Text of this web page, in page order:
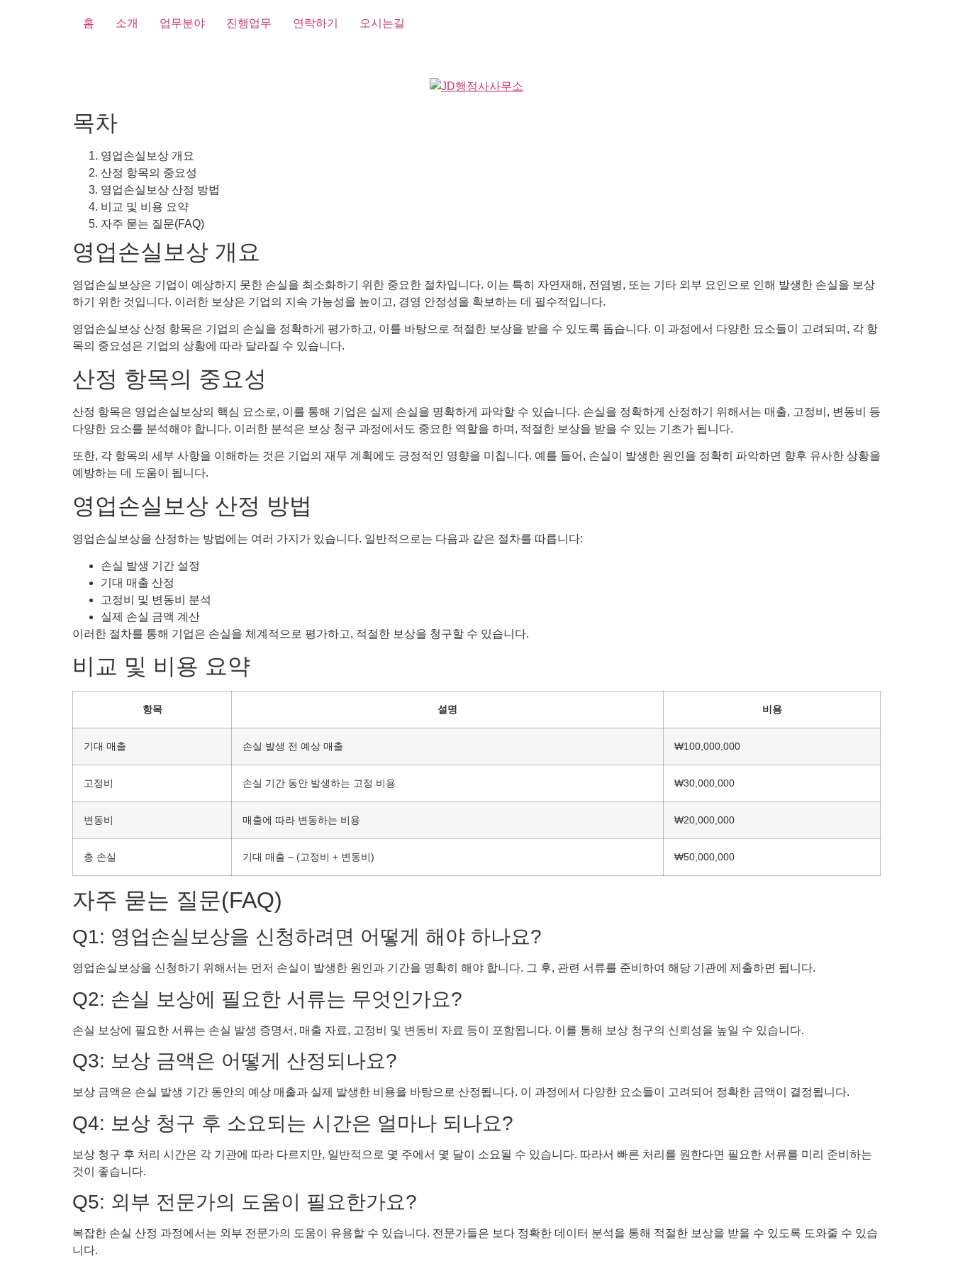
홈 소개 업무분야 진행업무 연락하기 오시는길
목차
영업손실보상 개요
산정 항목의 중요성
영업손실보상 산정 방법
비교 및 비용 요약
자주 묻는 질문(FAQ)
영업손실보상 개요
영업손실보상은 기업이 예상하지 못한 손실을 최소화하기 위한 중요한 절차입니다. 이는 특히 자연재해, 전염병, 또는 기타 외부 요인으로 인해 발생한 손실을 보상
하기 위한 것입니다. 이러한 보상은 기업의 지속 가능성을 높이고, 경영 안정성을 확보하는 데 필수적입니다.
영업손실보상 산정 항목은 기업의 손실을 정확하게 평가하고, 이를 바탕으로 적절한 보상을 받을 수 있도록 돕습니다. 이 과정에서 다양한 요소들이 고려되며, 각 항
목의 중요성은 기업의 상황에 따라 달라질 수 있습니다.
산정 항목의 중요성
산정 항목은 영업손실보상의 핵심 요소로, 이를 통해 기업은 실제 손실을 명확하게 파악할 수 있습니다. 손실을 정확하게 산정하기 위해서는 매출, 고정비, 변동비 등
다양한 요소를 분석해야 합니다. 이러한 분석은 보상 청구 과정에서도 중요한 역할을 하며, 적절한 보상을 받을 수 있는 기초가 됩니다.
또한, 각 항목의 세부 사항을 이해하는 것은 기업의 재무 계획에도 긍정적인 영향을 미칩니다. 예를 들어, 손실이 발생한 원인을 정확히 파악하면 향후 유사한 상황을
예방하는 데 도움이 됩니다.
영업손실보상 산정 방법
영업손실보상을 산정하는 방법에는 여러 가지가 있습니다. 일반적으로는 다음과 같은 절차를 따릅니다:
손실 발생 기간 설정
기대 매출 산정
고정비 및 변동비 분석
실제 손실 금액 계산
이러한 절차를 통해 기업은 손실을 체계적으로 평가하고, 적절한 보상을 청구할 수 있습니다.
비교 및 비용 요약
항목 설명 비용
기대 매출 손실 발생 전 예상 매출 ₩100,000,000
고정비 손실 기간 동안 발생하는 고정 비용 ₩30,000,000
변동비 매출에 따라 변동하는 비용 ₩20,000,000
총 손실 기대 매출 – (고정비 + 변동비) ₩50,000,000
자주 묻는 질문(FAQ)
Q1: 영업손실보상을 신청하려면 어떻게 해야 하나요?
영업손실보상을 신청하기 위해서는 먼저 손실이 발생한 원인과 기간을 명확히 해야 합니다. 그 후, 관련 서류를 준비하여 해당 기관에 제출하면 됩니다.
Q2: 손실 보상에 필요한 서류는 무엇인가요?
손실 보상에 필요한 서류는 손실 발생 증명서, 매출 자료, 고정비 및 변동비 자료 등이 포함됩니다. 이를 통해 보상 청구의 신뢰성을 높일 수 있습니다.
Q3: 보상 금액은 어떻게 산정되나요?
보상 금액은 손실 발생 기간 동안의 예상 매출과 실제 발생한 비용을 바탕으로 산정됩니다. 이 과정에서 다양한 요소들이 고려되어 정확한 금액이 결정됩니다.
Q4: 보상 청구 후 소요되는 시간은 얼마나 되나요?
보상 청구 후 처리 시간은 각 기관에 따라 다르지만, 일반적으로 몇 주에서 몇 달이 소요될 수 있습니다. 따라서 빠른 처리를 원한다면 필요한 서류를 미리 준비하는
것이 좋습니다.
Q5: 외부 전문가의 도움이 필요한가요?
복잡한 손실 산정 과정에서는 외부 전문가의 도움이 유용할 수 있습니다. 전문가들은 보다 정확한 데이터 분석을 통해 적절한 보상을 받을 수 있도록 도와줄 수 있습
니다.